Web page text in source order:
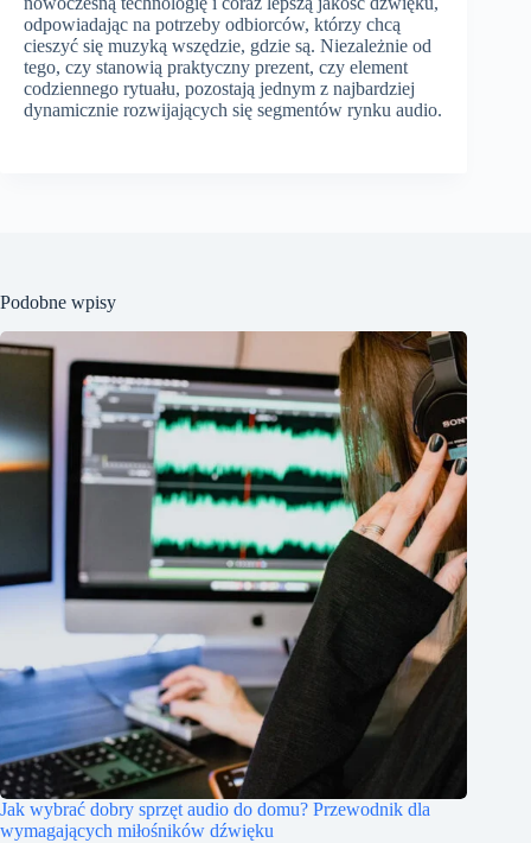
odpowiadając na potrzeby odbiorców, którzy chcą
cieszyć się muzyką wszędzie, gdzie są. Niezależnie od
tego, czy stanowią praktyczny prezent, czy element
codziennego rytuału, pozostają jednym z najbardziej
dynamicznie rozwijających się segmentów rynku audio.
Podobne wpisy
Jak wybrać dobry sprzęt audio do domu? Przewodnik dla
wymagających miłośników dźwięku